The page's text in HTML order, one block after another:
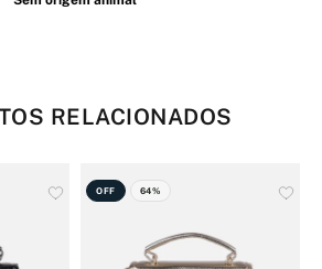
RELACIONADOS
OFF 64%